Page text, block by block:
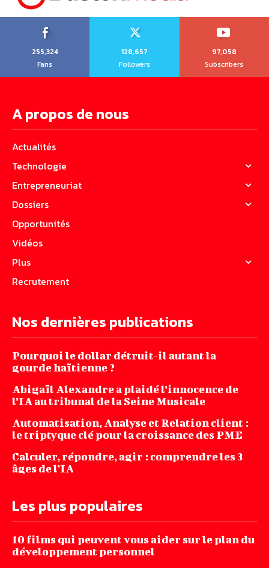
255,324
Fans
128,657
Followers
97,058
Subscribers
A propos de nous
Actualités
Technologie
Entrepreneuriat
Dossiers
Opportunités
Vidéos
Plus
Recrutement
Nos dernières publications
Pourquoi le dollar détruit-il autant la
gourde haïtienne ?
Abigaïl Alexandre a plaidé l’innocence de
l’IA au tribunal de la Seine Musicale
Automatisation, Analyse et Relation client :
le triptyque clé pour la croissance des PME
Calculer, répondre, agir : comprendre les 3
âges de l’IA
Les plus populaires
10 films qui peuvent vous aider sur le plan du
développement personnel